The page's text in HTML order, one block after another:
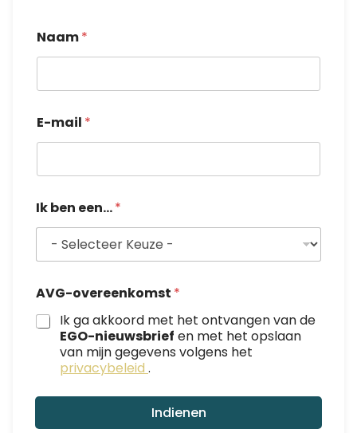
Naam*
E-mail *
a
a
I
N
a
a
m
Ik ben een...*
AVG-overeenkomst *
Ik ga akkoord met het ontvangen van de
EGO-nieuwsbrief en met het opslaan
van mijn gegevens volgens het
privacybeleid .
Indienen